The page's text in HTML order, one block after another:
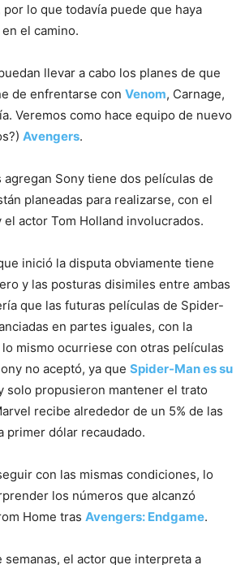
lo que todavía puede que haya
el camino.
llevar a cabo los planes de que
de enfrentarse con Venom, Carnage,
Veremos como hace equipo de nuevo
Avengers.
Sony tiene dos películas de
planeadas para realizarse, con el
actor Tom Holland involucrados.
inició la disputa obviamente tiene
y las posturas disimiles entre ambas
que las futuras películas de Spider-
en partes iguales, con la
mismo ocurriese con otras películas
no aceptó, ya que Spider-Man es su
solo propusieron mantener el trato
recibe alrededor de un 5% de las
primer dólar recaudado.
con las mismas condiciones, lo
los números que alcanzó
Home tras Avengers: Endgame.
semanas, el actor que interpreta a